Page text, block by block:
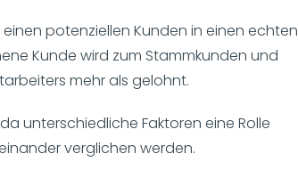
potenziellen Kunden in einen echten
Kunde wird zum Stammkunden und
mehr als gelohnt.
unterschiedliche Faktoren eine Rolle
verglichen werden.